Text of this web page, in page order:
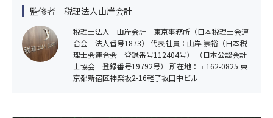
監修者 税理法人山岸会計
税理士法人 山岸会計 東京事務所（日本税理士会連
合会 法人番号1873） 代表社員：山岸 崇裕（日本税
理士会連合会 登録番号112404号） （日本公認会計
士協会 登録番号19792号） 所在地：〒162-0825 東
京都新宿区神楽坂2-16軽子坂田中ビル
メールアドレス 必須
必要事項をご入力のうえ、送信してください。
お届け先情報
に関して迫ることはございません。
年齢 任意